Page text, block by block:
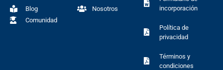
Blog
Comunidad
Nosotros
incorporación
Política de
privacidad
Términos y
condiciones